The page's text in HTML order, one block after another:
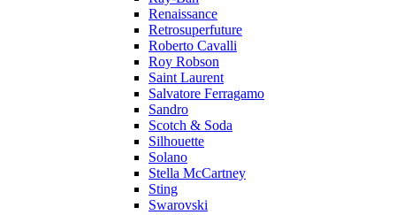
Renaissance
Retrosuperfuture
Roberto Cavalli
Roy Robson
Saint Laurent
Salvatore Ferragamo
Sandro
Scotch & Soda
Silhouette
Solano
Stella McCartney
Sting
Swarovski